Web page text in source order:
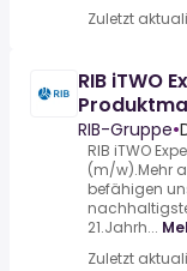
Zuletzt
RIB iTWO
RIB-Gruppe•
RIB iTWO
(m/w).Mehr
befähigen
21.Jahrh...
Zuletzt